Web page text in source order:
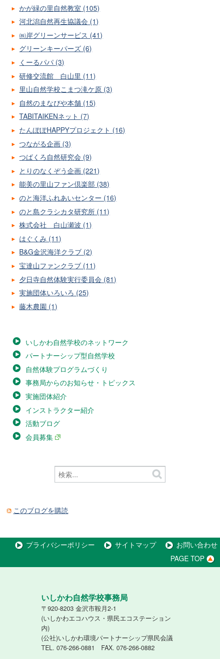
かが緑の里自然教室 (105)
河北潟自然再生協議会 (1)
㈱岸グリーンサービス (41)
グリーンキーパーズ (6)
くーるパパ (3)
研修交流館 白山里 (11)
里山自然学校こまつ滝ケ原 (3)
自然のまなびや本舗 (15)
TABITAIKENネット (7)
たんぽぽHAPPYプロジェクト (16)
つながる企画 (3)
つばくろ自然研究会 (9)
とりのなくぞう企画 (221)
能美の里山ファン倶楽部 (38)
のと海洋ふれあいセンター (16)
のと島クラシカタ研究所 (11)
株式会社 白山瀬波 (1)
はぐくみ (11)
B&G金沢海洋クラブ (2)
宝達山ファンクラブ (11)
夕日寺自然体験実行委員会 (81)
実施団体いろいろ (25)
藤木農園 (1)
いしかわ自然学校のネットワーク
パートナーシップ型自然学校
自然体験プログラムづくり
事務局からのお知らせ・トピックス
実施団体紹介
インストラクター紹介
活動ブログ
会員募集
このブログを購読
プライバシーポリシー サイトマップ
お問い合わせ
PAGE TOP
いしかわ自然学校事務局
〒920-8203 金沢市鞍月2-1
(いしかわエコハウス・県民エコステーション
内)
(公社)いしかわ環境パートナーシップ県民会議
TEL. 076-266-0881 FAX. 076-266-0882